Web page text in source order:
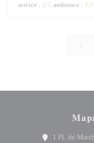
service : 5/5 ambience : 5/5
1 Pl. du